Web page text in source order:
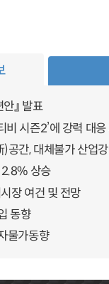
』 발표
비 시즌2’에 강력 대
공간, 대체불가 산업
상승
장 여건 및 전망
동향
물가동향